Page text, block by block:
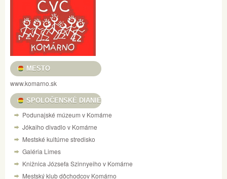
MESTO
www.komarno.sk
SPOLOČENSKÉ DIANIE
Podunajské múzeum v Komárne
Jókaiho divadlo v Komárne
Mestské kultúrne stredisko
Galéria Limes
Knižnica Józsefa Szinnyeiho v Komárne
Mestský klub dôchodcov Komárno